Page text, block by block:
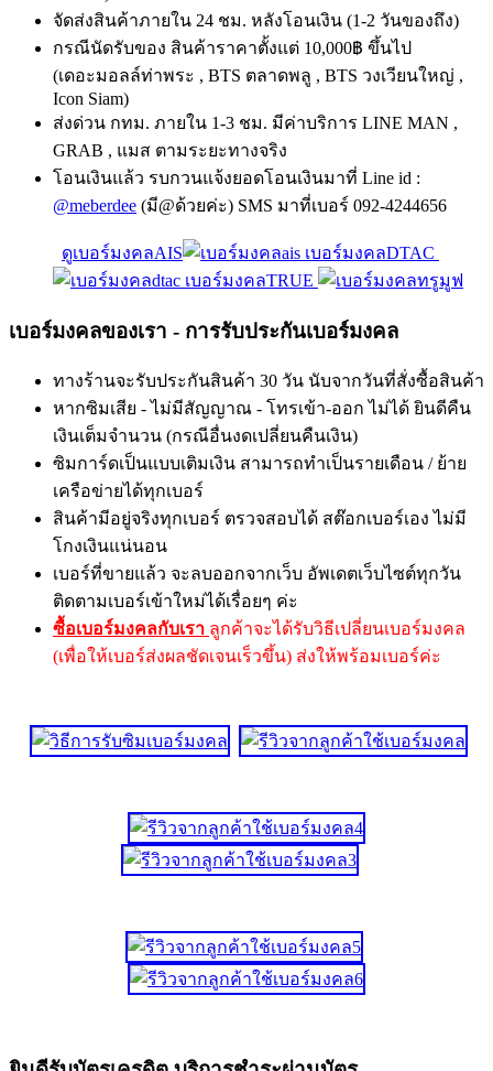
จัดส่งสินค้าภายใน 24 ชม. หลังโอนเงิน (1-2 วันของถึง)
กรณีนัดรับของ สินค้าราคาตั้งแต่ 10,000฿ ขึ้นไป
(เดอะมอลล์ท่าพระ , BTS ตลาดพลู , BTS วงเวียนใหญ่ ,
Icon Siam)
ส่งด่วน กทม. ภายใน 1-3 ชม. มีค่าบริการ LINE MAN ,
GRAB , แมส ตามระยะทางจริง
โอนเงินแล้ว รบกวนแจ้งยอดโอนเงินมาที่ Line id :
@meberdee (มี@ด้วยค่ะ) SMS มาที่เบอร์ 092-4244656
ดูเบอร์มงคลAIS
เบอร์มงคลDTAC
เบอร์มงคลTRUE
เบอร์มงคลของเรา - การรับประกันเบอร์มงคล
ทางร้านจะรับประกันสินค้า 30 วัน นับจากวันที่สั่งซื้อสินค้า
หากซิมเสีย - ไม่มีสัญญาณ - โทรเข้า-ออก ไม่ได้ ยินดีคืน
เงินเต็มจำนวน (กรณีอื่นงดเปลี่ยนคืนเงิน)
ซิมการ์ดเป็นแบบเติมเงิน สามารถทำเป็นรายเดือน / ย้าย
เครือข่ายได้ทุกเบอร์
สินค้ามีอยู่จริงทุกเบอร์ ตรวจสอบได้ สต๊อกเบอร์เอง ไม่มี
โกงเงินแน่นอน
เบอร์ที่ขายแล้ว จะลบออกจากเว็บ อัพเดตเว็บไซต์ทุกวัน
ติดตามเบอร์เข้าใหม่ได้เรื่อยๆ ค่ะ
ซื้อเบอร์มงคลกับเรา ลูกค้าจะได้รับวิธีเปลี่ยนเบอร์มงคล
(เพื่อให้เบอร์ส่งผลชัดเจนเร็วขึ้น) ส่งให้พร้อมเบอร์ค่ะ